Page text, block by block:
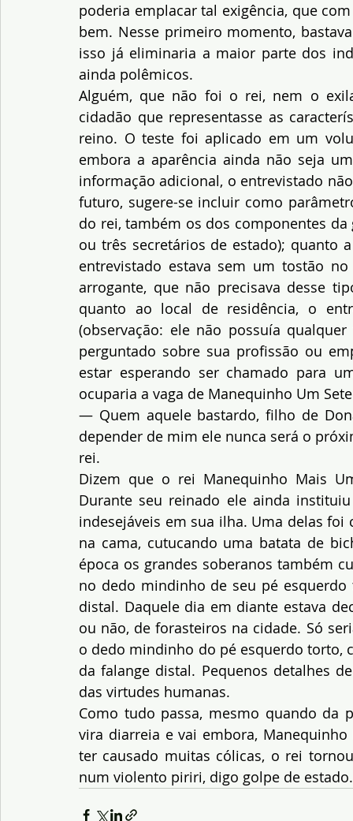
poderia emplacar tal exigência, que
bem. Nesse primeiro momento,
isso já eliminaria a maior parte dos
ainda polêmicos.
Alguém, que não foi o rei, nem o
cidadão que representasse as
reino. O teste foi aplicado em um
embora a aparência ainda não seja
informação adicional, o entrevistado
futuro, sugere-se incluir como
do rei, também os dos componentes
ou três secretários de estado); quanto
entrevistado estava sem um tostão
arrogante, que não precisava desse
quanto ao local de residência, o
(observação: ele não possuía
perguntado sobre sua profissão ou
estar esperando ser chamado para
ocuparia a vaga de Manequinho Um
— Quem aquele bastardo, filho de
depender de mim ele nunca será o
rei.
Dizem que o rei Manequinho Mais
Durante seu reinado ele ainda
indesejáveis em sua ilha. Uma delas
na cama, cutucando uma batata de
época os grandes soberanos também
no dedo mindinho de seu pé
distal. Daquele dia em diante estava
ou não, de forasteiros na cidade. Só
o dedo mindinho do pé esquerdo torto,
da falange distal. Pequenos detalhes
das virtudes humanas.
Como tudo passa, mesmo quando da
vira diarreia e vai embora,
ter causado muitas cólicas, o rei
num violento piriri, digo golpe de estado.